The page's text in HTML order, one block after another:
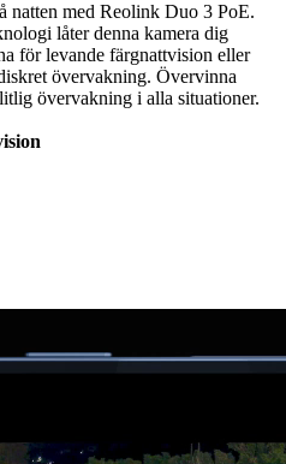
natten med Reolink Duo 3 PoE.
låter denna kamera dig
för levande färgnattvision eller
övervakning. Övervinna
övervakning i alla situationer.